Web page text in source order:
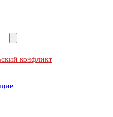
конфликт